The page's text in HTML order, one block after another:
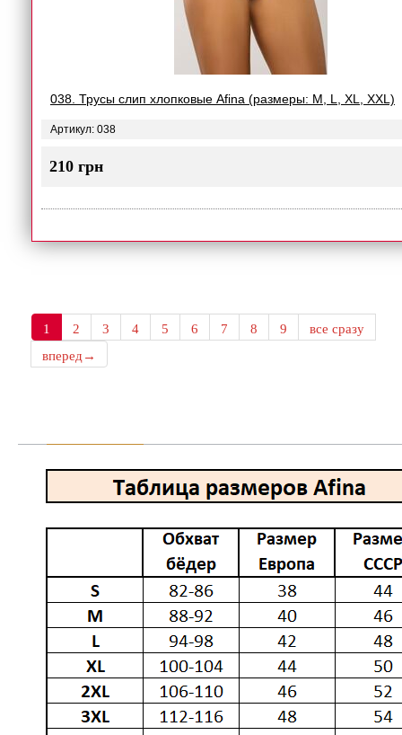
038. Трусы слип хлопковые Afina (размеры: M, L, XL, XXL)
Артикул: 038
210 грн
1 2 3 4 5 6 7 8 9
все сразу
вперед→